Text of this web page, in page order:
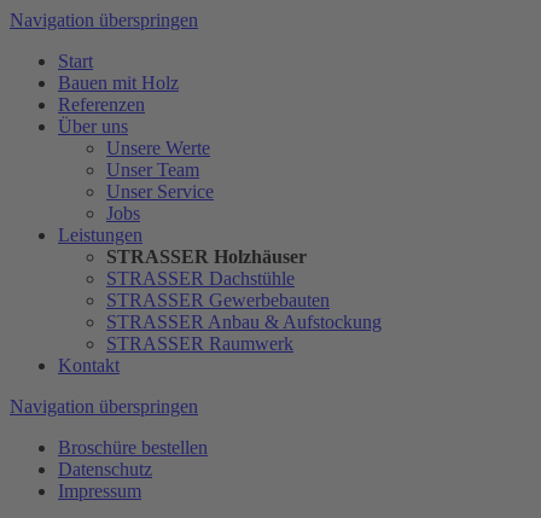
Navigation überspringen
Start
Bauen mit Holz
Referenzen
Über uns
Unsere Werte
Unser Team
Unser Service
Jobs
Leistungen
STRASSER Holzhäuser
STRASSER Dachstühle
STRASSER Gewerbebauten
STRASSER Anbau & Aufstockung
STRASSER Raumwerk
Kontakt
Navigation überspringen
Broschüre bestellen
Datenschutz
Impressum